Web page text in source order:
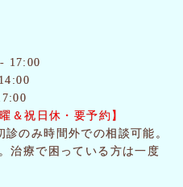
17:00
＆祝日休・要予約】
のみ時間外での相談可能。
治療で困っている方は一度